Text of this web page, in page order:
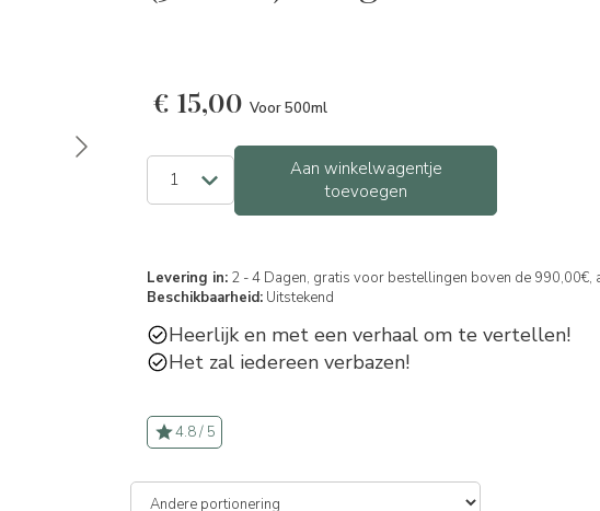
€ 15,00 Voor 500ml
Aan winkelwagentje
toevoegen
Levering in: 2 - 4 Dagen, gratis voor bestellingen boven de
Beschikbaarheid: Uitstekend
Heerlijk en met een verhaal om te vertellen!
Het zal iedereen verbazen!
4.8 / 5